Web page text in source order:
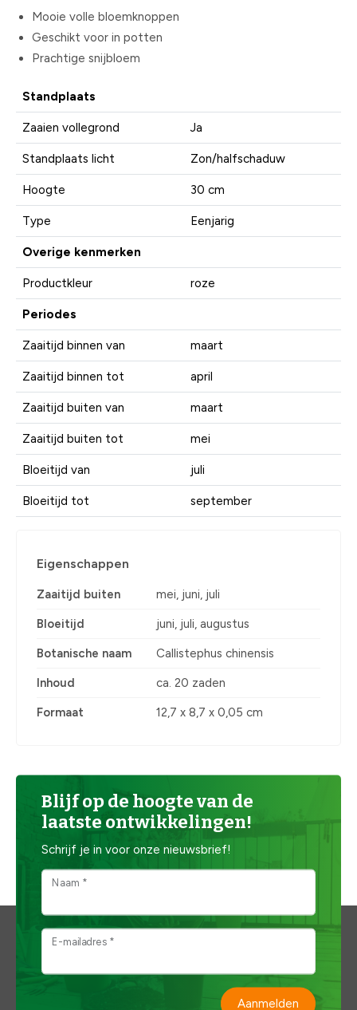
Mooie volle bloemknoppen
Geschikt voor in potten
Prachtige snijbloem
Standplaats
Zaaien vollegrond Ja
Standplaats licht Zon/halfschaduw
Hoogte 30 cm
Type Eenjarig
Overige kenmerken
Productkleur roze
Periodes
Zaaitijd binnen van maart
Zaaitijd binnen tot april
Zaaitijd buiten van maart
Zaaitijd buiten tot mei
Bloeitijd van juli
Bloeitijd tot september
Eigenschappen
Zaaitijd buiten mei, juni, juli
Bloeitijd juni, juli, augustus
Botanische naam Callistephus chinensis
Inhoud ca. 20 zaden
Formaat 12,7 x 8,7 x 0,05 cm
Blijf op de hoogte van de
laatste ontwikkelingen!
Schrijf je in voor onze nieuwsbrief!
Naam *
E-mailadres *
Aanmelden